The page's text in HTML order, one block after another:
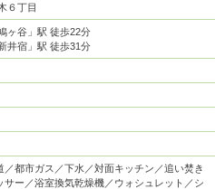
６丁目
ヶ谷」駅 徒歩22分
井宿」駅 徒歩31分
／都市ガス／下水／対面キッチン／追い焚き
サー／浴室換気乾燥機／ウォシュレット／シ